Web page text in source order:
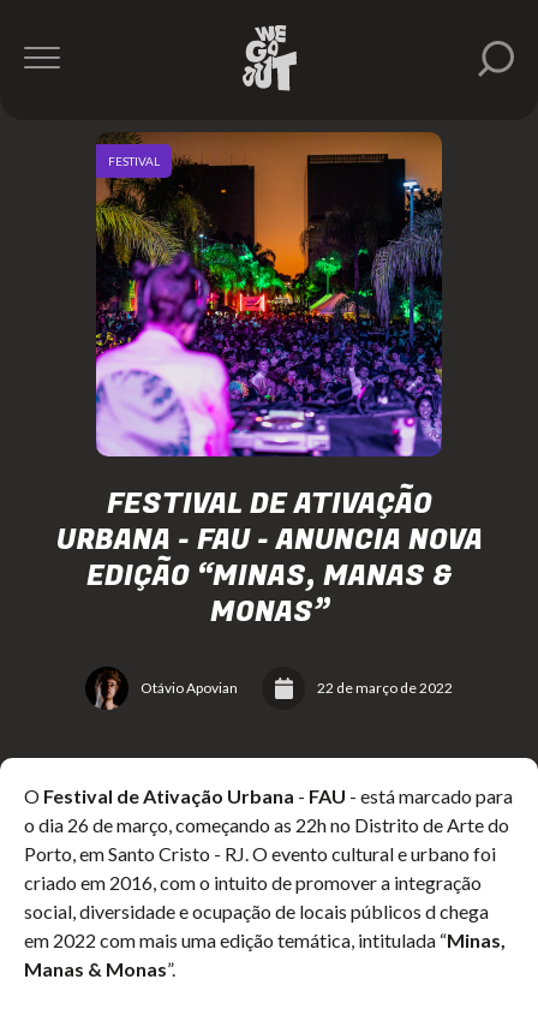
FESTIVAL DE ATIVAÇÃO
URBANA - FAU - ANUNCIA NOVA
EDIÇÃO “MINAS, MANAS &
MONAS”
Otávio Apovian 22 de março de 2022
FESTIVAL
O Festival de Ativação Urbana - FAU - está marcado para
o dia 26 de março, começando as 22h no Distrito de Arte do
Porto, em Santo Cristo - RJ. O evento cultural e urbano foi
criado em 2016, com o intuito de promover a integração
social, diversidade e ocupação de locais públicos d chega
em 2022 com mais uma edição temática, intitulada “Minas,
Manas & Monas”.